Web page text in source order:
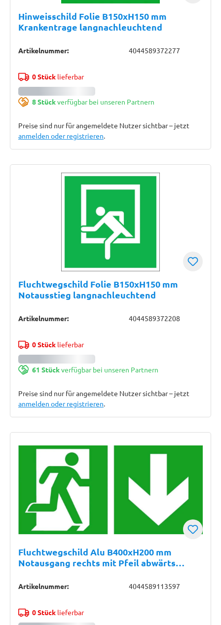
Hinweisschild Folie B150xH150 mm
Krankentrage langnachleuchtend
Artikelnummer: 4044589372277
0 Stücklieferbar
8 Stückverfügbar bei unseren Partnern
Preise sind nur für angemeldete Nutzer sichtbar – jetzt
anmelden oder registrieren.
Fluchtwegschild Folie B150xH150 mm
Notausstieg langnachleuchtend
Artikelnummer: 4044589372208
0 Stücklieferbar
61 Stückverfügbar bei unseren Partnern
Preise sind nur für angemeldete Nutzer sichtbar – jetzt
anmelden oder registrieren.
Fluchtwegschild Alu B400xH200 mm
Notausgang rechts mit Pfeil abwärts
Artikelnummer: 4044589113597
0 Stücklieferbar